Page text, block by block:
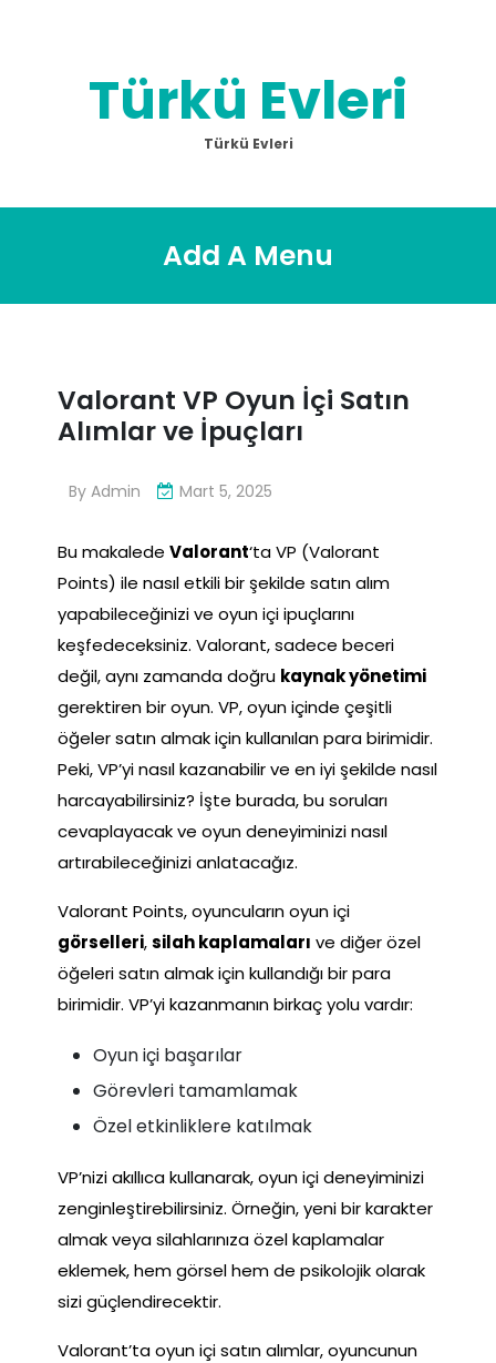
Türkü Evleri
Türkü Evleri
Add A Menu
Valorant VP Oyun İçi Satın
Alımlar ve İpuçları
By Admin Mart 5, 2025
Bu makalede Valorant‘ta VP (Valorant
Points) ile nasıl etkili bir şekilde satın alım
yapabileceğinizi ve oyun içi ipuçlarını
keşfedeceksiniz. Valorant, sadece beceri
değil, aynı zamanda doğru kaynak yönetimi
gerektiren bir oyun. VP, oyun içinde çeşitli
öğeler satın almak için kullanılan para birimidir.
Peki, VP’yi nasıl kazanabilir ve en iyi şekilde nasıl
harcayabilirsiniz? İşte burada, bu soruları
cevaplayacak ve oyun deneyiminizi nasıl
artırabileceğinizi anlatacağız.
Valorant Points, oyuncuların oyun içi
görselleri,silah kaplamaları ve diğer özel
öğeleri satın almak için kullandığı bir para
birimidir. VP’yi kazanmanın birkaç yolu vardır:
Oyun içi başarılar
Görevleri tamamlamak
Özel etkinliklere katılmak
VP’nizi akıllıca kullanarak, oyun içi deneyiminizi
zenginleştirebilirsiniz. Örneğin, yeni bir karakter
almak veya silahlarınıza özel kaplamalar
eklemek, hem görsel hem de psikolojik olarak
sizi güçlendirecektir.
Valorant’ta oyun içi satın alımlar, oyuncunun